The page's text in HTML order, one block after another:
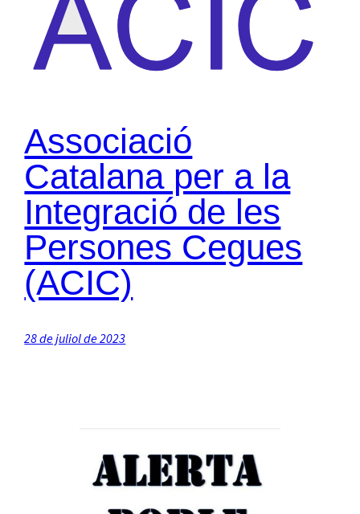
Associació
Catalana per a la
Integració de les
Persones Cegues
(ACIC)
28 de juliol de 2023